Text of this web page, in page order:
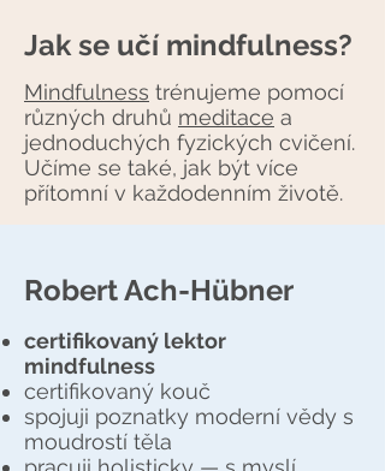
Jak se učí mindfulness?
Mindfulness trénujeme pomocí
různých druhů meditace a
jednoduchých fyzických cvičení.
Učíme se také, jak být více
přítomní v každodenním životě.
Robert Ach-Hübner
certifikovaný lektor
mindfulness
certifikovaný kouč
spojuji poznatky moderní vědy s
moudrostí těla